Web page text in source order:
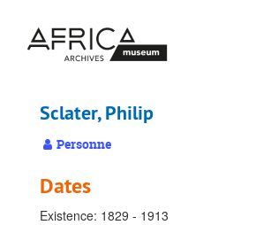
contenu
Sclater, Philip
Personne
Dates
Existence: 1829 - 1913